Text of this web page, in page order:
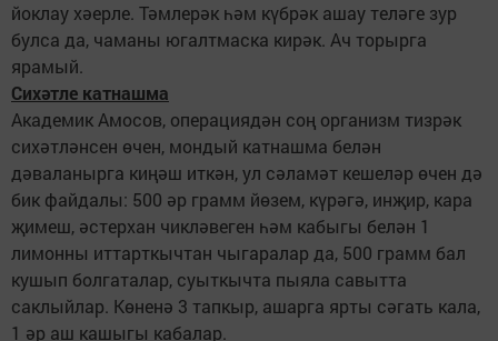
йоклау хәерле. Тәмлерәк һәм күбрәк ашау теләге зур
булса да, чаманы югалтмаска кирәк. Ач торырга
ярамый.
Сихәтле катнашма
Академик Амосов, операциядән соң организм тизрәк
сихәтләнсен өчен, мондый катнашма белән
дәваланырга киңәш иткән, ул сәламәт кешеләр өчен дә
бик файдалы: 500 әр грамм йөзем, күрәгә, инҗир, кара
җимеш, әстерхан чикләвеген һәм кабыгы белән 1
лимонны иттарткычтан чыгаралар да, 500 грамм бал
кушып болгаталар, суыткычта пыяла савытта
саклыйлар. Көненә 3 тапкыр, ашарга ярты сәгать кала,
1 әр аш кашыгы кабалар.